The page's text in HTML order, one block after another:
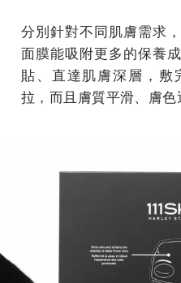
分別針對不同肌膚需求
面膜能吸附更多的保養
貼、直達肌膚深層，敷
拉，而且膚質平滑、膚色